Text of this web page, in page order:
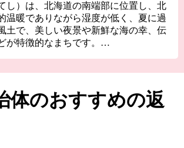
し）は、北海道の南端部に位置し、北
温暖でありながら湿度が低く、夏に過
土で、美しい夜景や新鮮な海の幸、伝
が特徴的なまちです。
元町エリアに代表される異国情緒あふ
年の「箱館開港」から西洋文化をい
ハイカラな生活が始まったことにより
体のおすすめの返